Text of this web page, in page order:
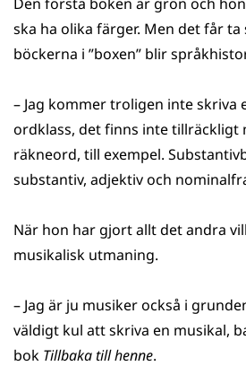
ska ha olika färger. Men det får ta
böckerna i ”boxen” blir
– Jag kommer troligen inte skriva
ordklass, det finns inte tillräckligt
räkneord, till exempel.
substantiv, adjektiv och
När hon har gjort allt det andra
musikalisk utmaning.
– Jag är ju musiker också i
väldigt kul att skriva en musikal,
bok Tillbaka till henne.